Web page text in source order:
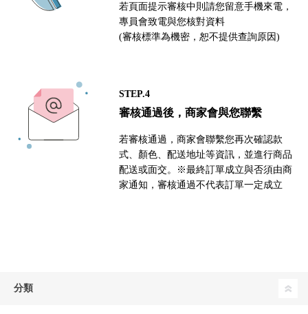
若頁面提示審核中則請您留意手機來電，
專員會致電與您核對資料
(審核標準為機密，恕不提供查詢原因)
STEP.4
審核通過後，商家會與您聯繫
若審核通過，商家會聯繫您再次確認款
式、顏色、配送地址等資訊，並進行商品
配送或面交。※最終訂單成立與否須由商
家通知，審核通過不代表訂單一定成立
分類